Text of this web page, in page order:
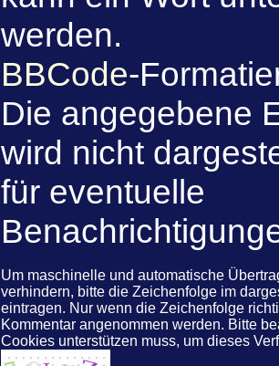
werden.
BBCode-
Die angegebene
wird nicht
für eventuelle
Um maschinelle und automatische
verhindern, bitte die Zeichenfolge im
eintragen. Nur wenn die Zeichenfolge
Kommentar angenommen werden. Bitte
Cookies unterstützen muss, um dieses